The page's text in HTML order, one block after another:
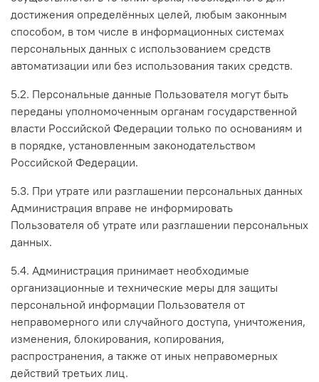
достижения определённых целей, любым законным
способом, в том числе в информационных системах
персональных данных с использованием средств
автоматизации или без использования таких средств.
5.2. Персональные данные Пользователя могут быть
переданы уполномоченным органам государственной
власти Российской Федерации только по основаниям и
в порядке, установленным законодательством
Российской Федерации.
5.3. При утрате или разглашении персональных данных
Администрация вправе не информировать
Пользователя об утрате или разглашении персональных
данных.
5.4. Администрация принимает необходимые
организационные и технические меры для защиты
персональной информации Пользователя от
неправомерного или случайного доступа, уничтожения,
изменения, блокирования, копирования,
распространения, а также от иных неправомерных
действий третьих лиц.